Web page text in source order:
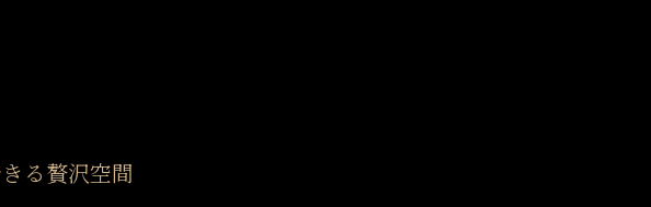
る贅沢空間